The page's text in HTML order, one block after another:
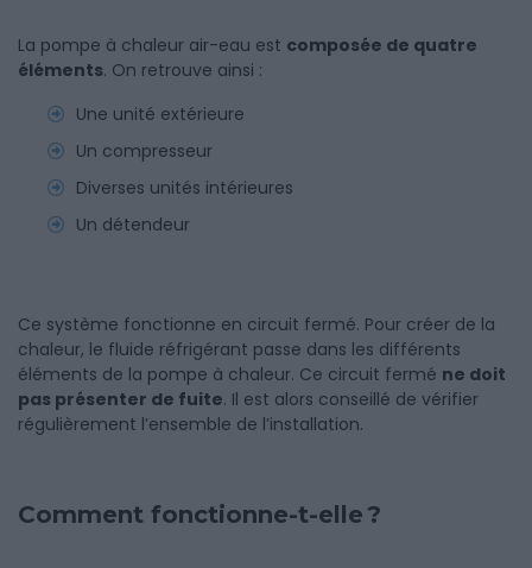
La pompe à chaleur air-eau est composée de quatre
éléments. On retrouve ainsi :
Une unité extérieure
Un compresseur
Diverses unités intérieures
Un détendeur
Ce système fonctionne en circuit fermé. Pour créer de la
chaleur, le fluide réfrigérant passe dans les différents
éléments de la pompe à chaleur. Ce circuit fermé ne doit
pas présenter de fuite. Il est alors conseillé de vérifier
régulièrement l’ensemble de l’installation.
Comment fonctionne-t-elle ?